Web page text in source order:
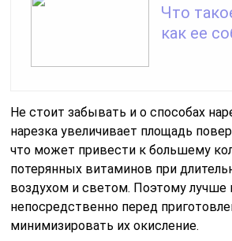
Что
как ее
Не стоит забывать и о способах
нарезка увеличивает площадь
что может привести к большему
потерянных витаминов при
воздухом и светом. Поэтому лучше
непосредственно перед
минимизировать их окисление.